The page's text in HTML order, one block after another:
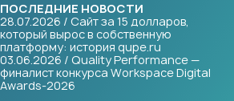
ПОСЛЕДНИЕ НОВОСТИ
28.07.2026 / Сайт за 15 долларов,
который вырос в собственную
платформу: история qupe.ru
03.06.2026 / Quality Performance —
финалист конкурса Workspace Digital
Awards-2026